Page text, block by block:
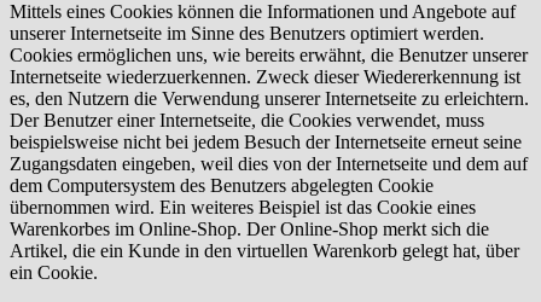
Mittels eines Cookies können die Informationen und Angebote auf
unserer Internetseite im Sinne des Benutzers optimiert werden.
Cookies ermöglichen uns, wie bereits erwähnt, die Benutzer unserer
Internetseite wiederzuerkennen. Zweck dieser Wiedererkennung ist
es, den Nutzern die Verwendung unserer Internetseite zu erleichtern.
Der Benutzer einer Internetseite, die Cookies verwendet, muss
beispielsweise nicht bei jedem Besuch der Internetseite erneut seine
Zugangsdaten eingeben, weil dies von der Internetseite und dem auf
dem Computersystem des Benutzers abgelegten Cookie
übernommen wird. Ein weiteres Beispiel ist das Cookie eines
Warenkorbes im Online-Shop. Der Online-Shop merkt sich die
Artikel, die ein Kunde in den virtuellen Warenkorb gelegt hat, über
ein Cookie.